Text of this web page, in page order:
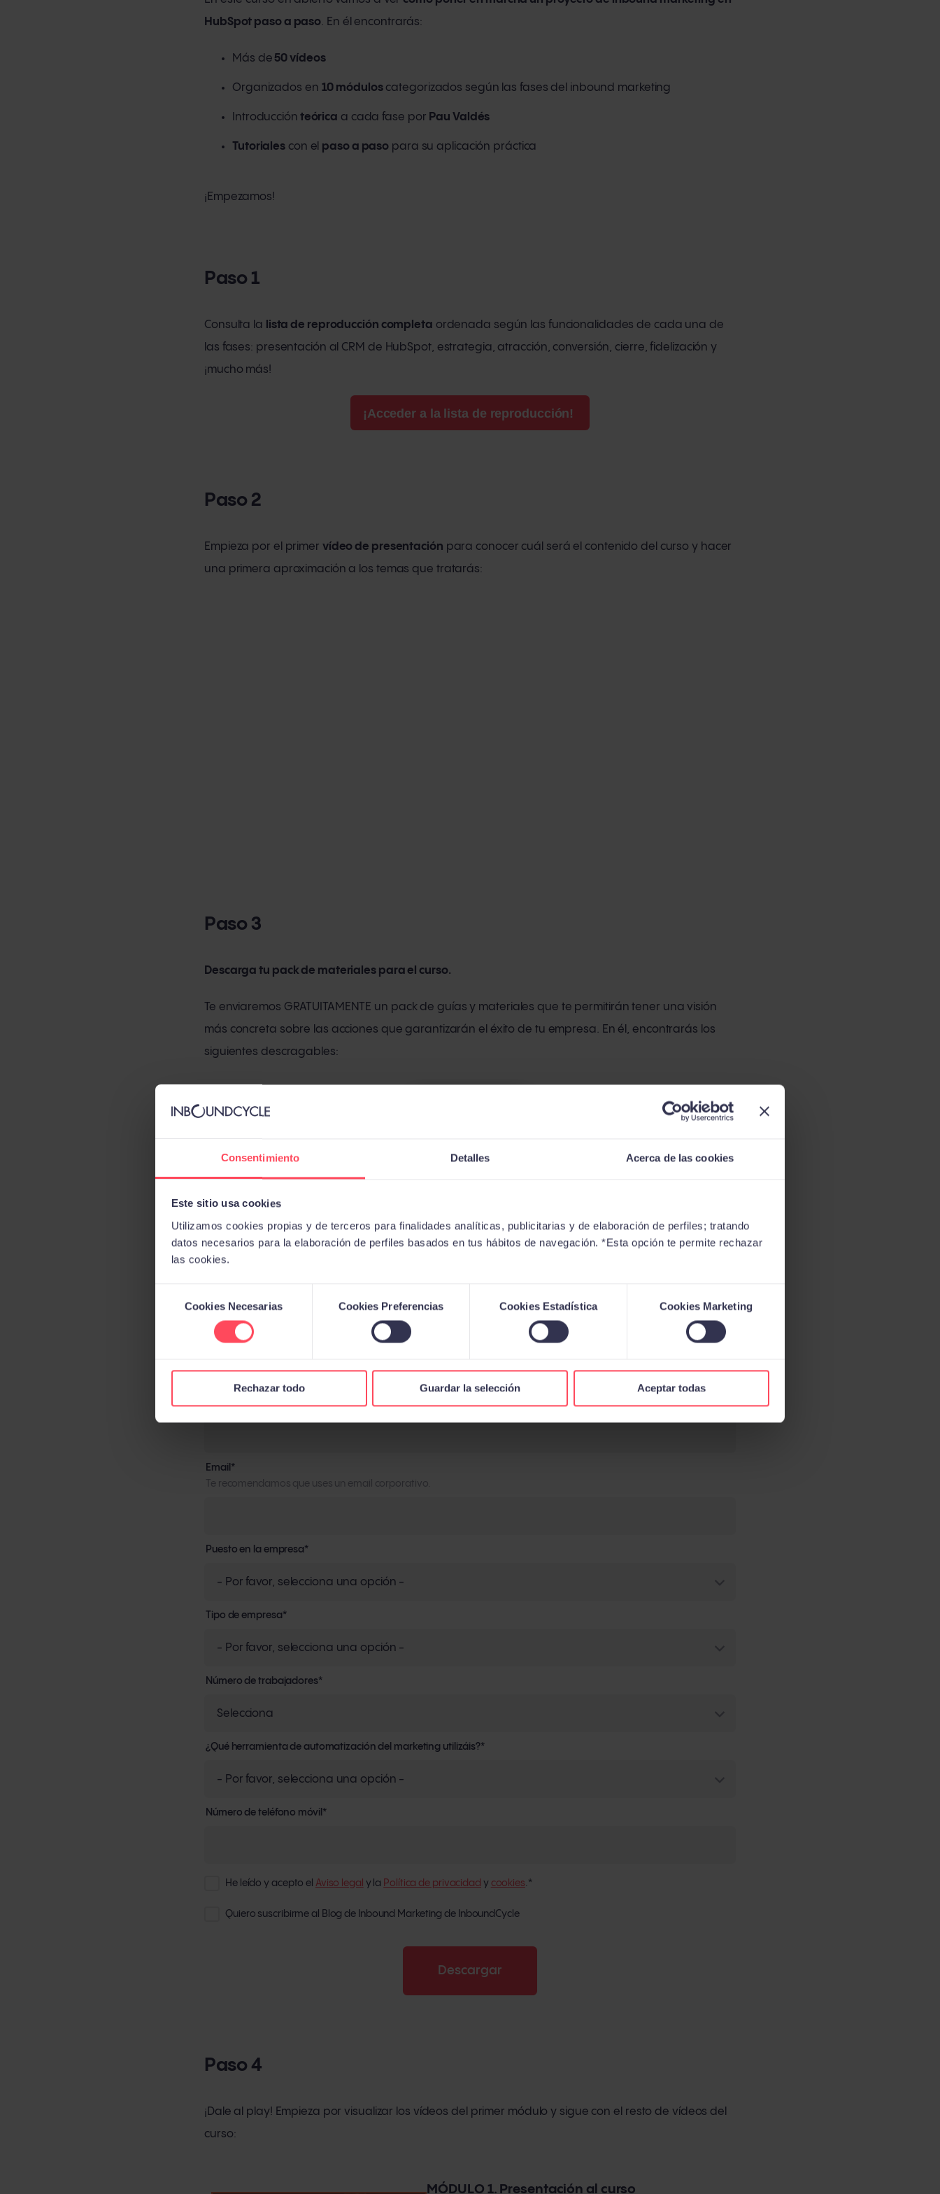
Consentimiento Detalles Acerca de las cookies
Este sitio usa cookies
Utilizamos cookies propias y de terceros para finalidades analíticas, publicitarias y de elaboración de perfiles; tratando
datos necesarios para la elaboración de perfiles basados en tus hábitos de navegación. *Esta opción te permite rechazar
las cookies.
consentimiento
Cookies Necesarias Cookies Preferencias Cookies Estadística Cookies Marketing
Rechazar todo Guardar la selección Aceptar todas
HubSpot paso a paso. En él encontrarás:
Más de 50 vídeos
Organizados en 10 móduloscategorizados según las fases del inbound marketing
Introducción teórica a cada fase por Pau Valdés
Tutoriales con el paso a paso para su aplicación práctica
¡Empezamos!
Paso 1
Consulta la lista de reproducción completa ordenada según las funcionalidades de cada una de
las fases: presentación al CRM de HubSpot, estrategia, atracción, conversión, cierre, fidelización y
¡mucho más!
¡Acceder a la lista de reproducción!
Paso 2
Empieza por el primer vídeo de presentación para conocer cuál será el contenido del curso y hacer
una primera aproximación a los temas que tratarás:
Paso 3
Descarga tu pack de materiales para el curso.
Te enviaremos GRATUITAMENTE un pack de guías y materiales que te permitirán tener una visión
más concreta sobre las acciones que garantizarán el éxito de tu empresa. En él, encontrarás los
siguientes descragables:
Nombre *
Email *
Te recomendamos que uses un email corporativo.
Puesto en la empresa*
Tipo de empresa*
Número de trabajadores*
¿Qué herramienta de automatización del marketing utilizáis?*
Número de teléfono móvil *
He leído y acepto el Aviso legal y la Política de privacidad y cookies. *
Quiero suscribirme al Blog de Inbound Marketing de InboundCycle
Paso 4
¡Dale al play! Empieza por visualizar los vídeos del primer módulo y sigue con el resto de vídeos del
curso:
MÓDULO 1. Presentación al curso